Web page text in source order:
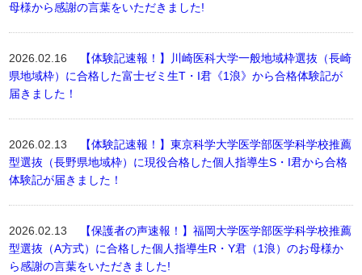
母様から感謝の言葉をいただきました!
2026.02.16
【体験記速報！】川崎医科大学一般地域枠選抜（長崎
県地域枠）に合格した富士ゼミ生T・I君《1浪》から合格体験記が
届きました！
2026.02.13
【体験記速報！】東京科学大学医学部医学科学校推薦
型選抜（長野県地域枠）に現役合格した個人指導生S・I君から合格
体験記が届きました！
2026.02.13
【保護者の声速報！】福岡大学医学部医学科学校推薦
型選抜（A方式）に合格した個人指導生R・Y君（1浪）のお母様か
ら感謝の言葉をいただきました!